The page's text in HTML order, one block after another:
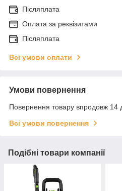
Післяплата
Оплата за реквізитами
Післяплата
Всі умови оплати
Умови повернення
Повернення товару впродовж 14
Всі умови повернення
Подібні товари компанії